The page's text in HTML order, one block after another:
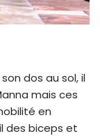
dos au sol, il
mais ces
en
des biceps et